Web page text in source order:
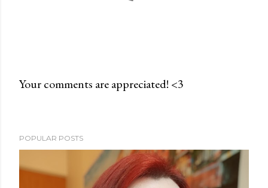
t
a
Your comments are appreciated! <3
POPULAR POSTS